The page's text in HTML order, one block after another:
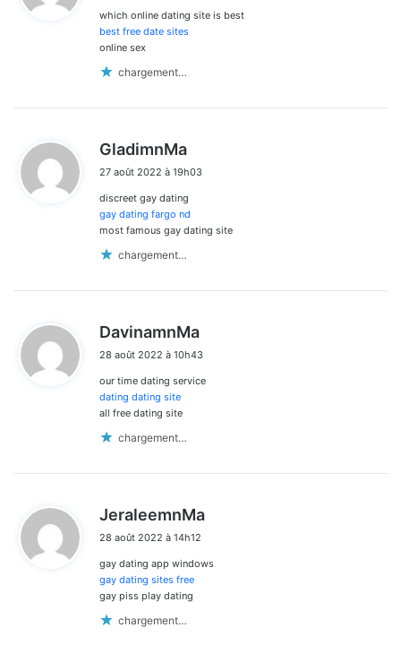
which online dating site is best
best free date sites
online sex
chargement…
GladimnMa
t
:
27 août 2022 à 19h03
discreet gay dating
gay dating fargo nd
most famous gay dating site
chargement…
DavinamnMa
t
28 août 2022 à 10h43
our time dating service
dating dating site
all free dating site
chargement…
JeraleemnMa
28 août 2022 à 14h12
gay dating app windows
gay dating sites free
gay piss play dating
chargement…